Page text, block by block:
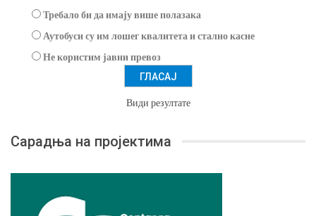
Требало би да имају више полазака
Аутобуси су им лошег квалитета и стално касне
Не користим јавни превоз
Види резултате
Сарадња на пројектима